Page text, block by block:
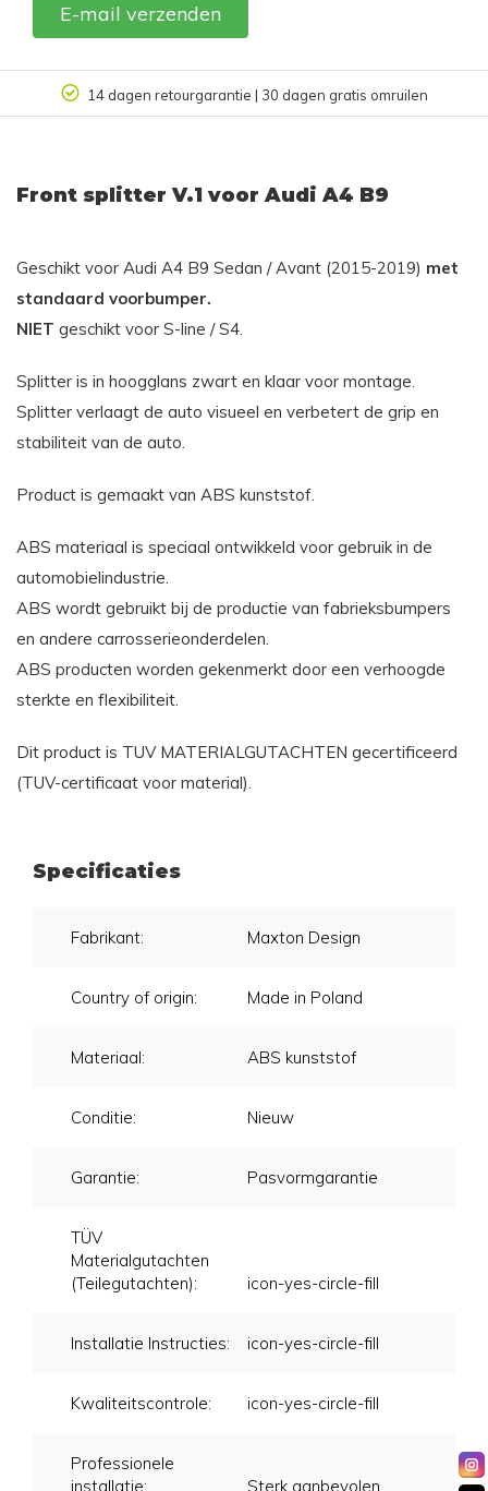
E-mail verzenden
Klantbeoordeling 9.4/10
Front splitter V.1 voor Audi A4 B9
Geschikt voor Audi A4 B9 Sedan / Avant (2015-2019) met
standaard voorbumper.
NIET geschikt voor S-line / S4.
Splitter is in hoogglans zwart en klaar voor montage.
Splitter verlaagt de auto visueel en verbetert de grip en
stabiliteit van de auto.
Product is gemaakt van ABS kunststof.
ABS materiaal is speciaal ontwikkeld voor gebruik in de
automobielindustrie.
ABS wordt gebruikt bij de productie van fabrieksbumpers
en andere carrosserieonderdelen.
ABS producten worden gekenmerkt door een verhoogde
sterkte en flexibiliteit.
Dit product is TUV MATERIALGUTACHTEN gecertificeerd
(TUV-certificaat voor material).
Specificaties
Fabrikant: Maxton Design
Country of origin: Made in Poland
Materiaal: ABS kunststof
Conditie: Nieuw
Garantie: Pasvormgarantie
TÜV
Materialgutachten
(Teilegutachten):
icon-yes-circle-fill
Installatie Instructies: icon-yes-circle-fill
Kwaliteitscontrole: icon-yes-circle-fill
Professionele
installatie:
Sterk aanbevolen